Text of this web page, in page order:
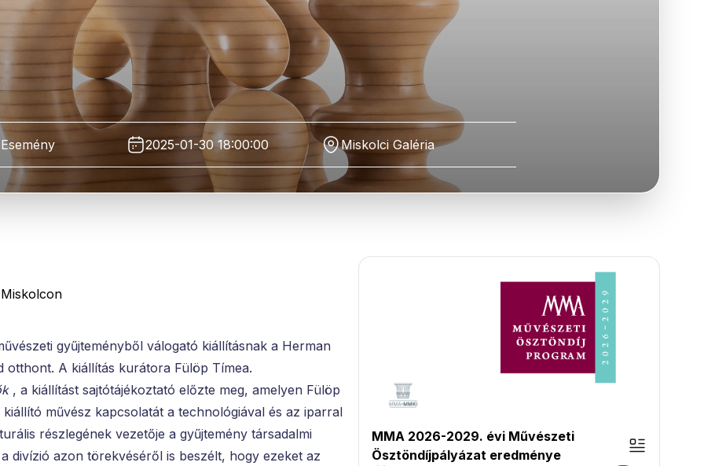
Esemény 2025-01-30 18:00:00 Miskolci Galéria
gyűjteményből válogató kiállításnak a Herman
otthont. A kiállítás kurátora Fülöp Tímea.
, a kiállítást sajtótájékoztató előzte meg, amelyen Fülöp
művész kapcsolatát a technológiával és az iparral
részlegének vezetője a gyűjtemény társadalmi
divízió azon törekvéséről is beszélt, hogy ezeket az
MMA 2026-2029. évi Művészeti
Ösztöndíjpályázat eredménye